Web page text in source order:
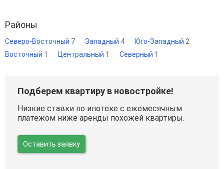
Районы
Северо-Восточный 7 Западный 4 Юго-Западный 2
Восточный 1 Центральный 1 Северный 1
Подберем квартиру в новостройке!
Низкие ставки по ипотеке с ежемесячным
платежом ниже аренды похожей квартиры.
Оставить заявку